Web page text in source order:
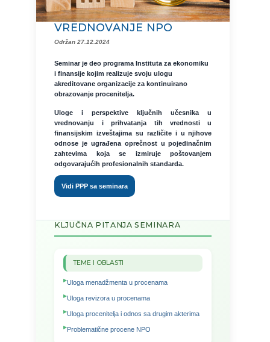
VREDNOVANJE NPO
Održan 27.12.2024
Seminar je deo programa Instituta za ekonomiku
i finansije kojim realizuje svoju ulogu
akreditovane organizacije za kontinuirano
obrazovanje procenitelja.
Uloge i perspektive ključnih učesnika u
vrednovanju i prihvatanja tih vrednosti u
finansijskim izveštajima su različite i u njihove
odnose je ugrađena oprečnost u pojedinačnim
zahtevima koja se izmiruje poštovanjem
odgovarajućih profesionalnih standarda.
Vidi PPP sa seminara
KLJUČNA PITANJA SEMINARA
TEME I OBLASTI
Uloga menadžmenta u procenama
Uloga revizora u procenama
Uloga procenitelja i odnos sa drugim akterima
Problematične procene NPO